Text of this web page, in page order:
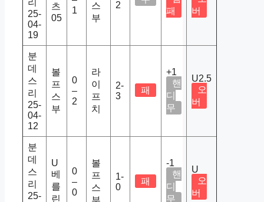
25-
04-
19
츠
05
1
스
부
2
패
버
분
데
스
리
25-
04-
12
볼
프
스
부
0
–
2
라
이
프
치
2-
3
패
+1
핸
디
무
U2.5
오
버
분
데
스
리
25-
U
베
를
린
0
–
0
볼
프
스
부
1-
0
패
-1
핸
디
무
U
오
버